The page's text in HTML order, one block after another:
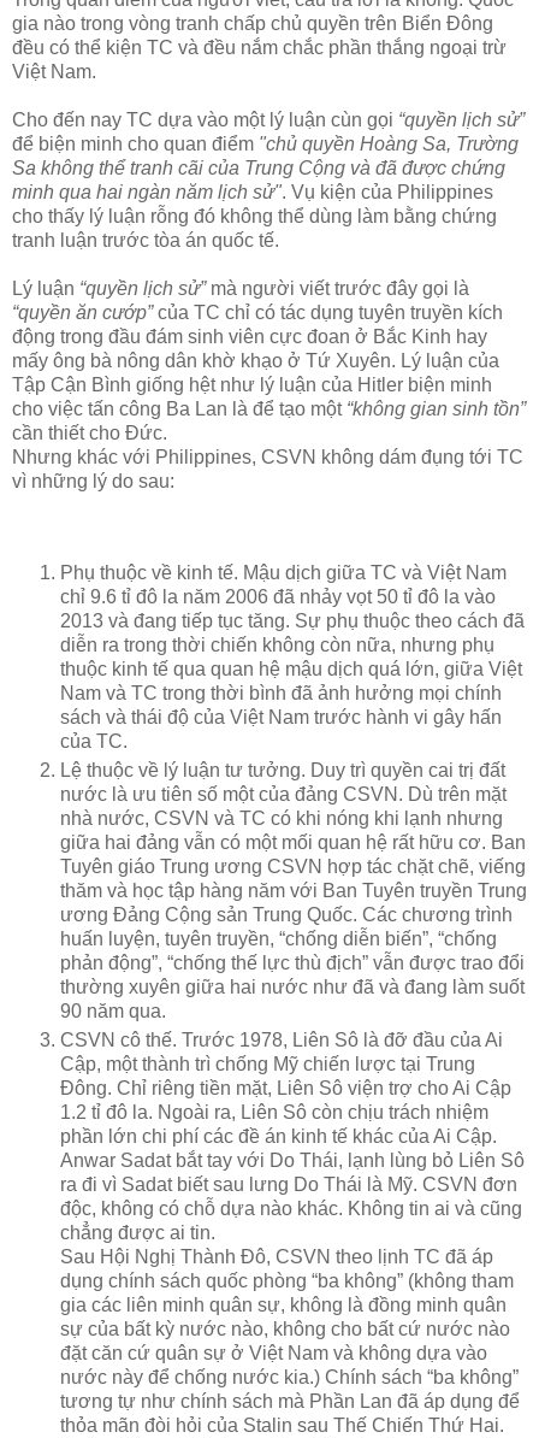
gia nào trong vòng tranh chấp chủ quyền trên Biển Đông
đều có thể kiện TC và đều nắm chắc phần thắng ngoại trừ
Việt Nam.
Cho đến nay TC dựa vào một lý luận cùn gọi “quyền lịch sử”
để biện minh cho quan điểm "chủ quyền Hoàng Sa, Trường
Sa không thể tranh cãi của Trung Cộng và đã được chứng
minh qua hai ngàn năm lịch sử". Vụ kiện của Philippines
cho thấy lý luận rỗng đó không thể dùng làm bằng chứng
tranh luận trước tòa án quốc tế.
Lý luận “quyền lịch sử”mà người viết trước đây gọi là
“quyền ăn cướp”của TC chỉ có tác dụng tuyên truyền kích
động trong đầu đám sinh viên cực đoan ở Bắc Kinh hay
mấy ông bà nông dân khờ khạo ở Tứ Xuyên. Lý luận của
Tập Cận Bình giống hệt như lý luận của Hitler biện minh
cho việc tấn công Ba Lan là để tạo một “không gian sinh tồn”
cần thiết cho Đức.
Nhưng khác với Philippines, CSVN không dám đụng tới TC
vì những lý do sau:
Phụ thuộc về kinh tế. Mậu dịch giữa TC và Việt Nam
chỉ 9.6 tỉ đô la năm 2006 đã nhảy vọt 50 tỉ đô la vào
2013 và đang tiếp tục tăng. Sự phụ thuộc theo cách đã
diễn ra trong thời chiến không còn nữa, nhưng phụ
thuộc kinh tế qua quan hệ mậu dịch quá lớn, giữa Việt
Nam và TC trong thời bình đã ảnh hưởng mọi chính
sách và thái độ của Việt Nam trước hành vi gây hấn
của TC.
Lệ thuộc về lý luận tư tưởng. Duy trì quyền cai trị đất
nước là ưu tiên số một của đảng CSVN. Dù trên mặt
nhà nước, CSVN và TC có khi nóng khi lạnh nhưng
giữa hai đảng vẫn có một mối quan hệ rất hữu cơ. Ban
Tuyên giáo Trung ương CSVN hợp tác chặt chẽ, viếng
thăm và học tập hàng năm với Ban Tuyên truyền Trung
ương Đảng Cộng sản Trung Quốc. Các chương trình
huấn luyện, tuyên truyền, “chống diễn biến”, “chống
phản động”, “chống thế lực thù địch” vẫn được trao đổi
thường xuyên giữa hai nước như đã và đang làm suốt
90 năm qua.
CSVN cô thế. Trước 1978, Liên Sô là đỡ đầu của Ai
Cập, một thành trì chống Mỹ chiến lược tại Trung
Đông. Chỉ riêng tiền mặt, Liên Sô viện trợ cho Ai Cập
1.2 tỉ đô la. Ngoài ra, Liên Sô còn chịu trách nhiệm
phần lớn chi phí các đề án kinh tế khác của Ai Cập.
Anwar Sadat bắt tay với Do Thái, lạnh lùng bỏ Liên Sô
ra đi vì Sadat biết sau lưng Do Thái là Mỹ. CSVN đơn
độc, không có chỗ dựa nào khác. Không tin ai và cũng
chẳng được ai tin.
Sau Hội Nghị Thành Đô, CSVN theo lịnh TC đã áp
dụng chính sách quốc phòng “ba không” (không tham
gia các liên minh quân sự, không là đồng minh quân
sự của bất kỳ nước nào, không cho bất cứ nước nào
đặt căn cứ quân sự ở Việt Nam và không dựa vào
nước này để chống nước kia.) Chính sách “ba không”
tương tự như chính sách mà Phần Lan đã áp dụng để
thỏa mãn đòi hỏi của Stalin sau Thế Chiến Thứ Hai.